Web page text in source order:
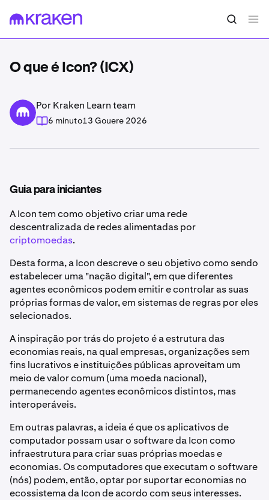
O que é Icon? (ICX)
Por Kraken Learn team
6 minuto13 Gouere 2026
Guia para iniciantes
A Icon tem como objetivo criar uma rede
descentralizada de redes alimentadas por
criptomoedas.
Desta forma, a Icon descreve o seu objetivo como sendo
estabelecer uma "nação digital", em que diferentes
agentes econômicos podem emitir e controlar as suas
próprias formas de valor, em sistemas de regras por eles
selecionados.
A inspiração por trás do projeto é a estrutura das
economias reais, na qual empresas, organizações sem
fins lucrativos e instituições públicas aproveitam um
meio de valor comum (uma moeda nacional),
permanecendo agentes econômicos distintos, mas
interoperáveis.
Em outras palavras, a ideia é que os aplicativos de
computador possam usar o software da Icon como
infraestrutura para criar suas próprias moedas e
economias. Os computadores que executam o software
(nós) podem, então, optar por suportar economias no
ecossistema da Icon de acordo com seus interesses.